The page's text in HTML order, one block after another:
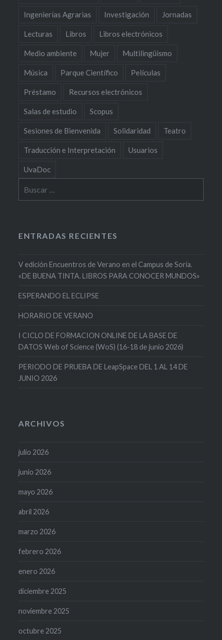
Ingenierías Agrarias Investigación Jornadas
Lecturas Libros Libros electrónicos
Medio ambiente Mujer Multilingüismo
Música Parque Científico Películas
Préstamo Recursos electrónicos
Salas de estudio Scopus
Sesiones de Bienvenida Solidaridad Teatro
Traducción e Interpretación Usuarios
UvaDoc
ENTRADAS RECIENTES
V edición Encuentros de Verano en el Campus de Soria.
«DE BUENA TINTA. LIBROS PARA CONOCER MUNDOS»
ESPERANDO EL ECLIPSE
HORARIO DE VERANO
I CICLO DE FORMACION ONLINE DE LA BASE DE
DATOS Web of Science (WoS) (16-18 de junio 2026)
PERIODO DE PRUEBA DE LeapSpace DEL 1 AL 14 DE
JUNIO 2026
ARCHIVOS
julio 2026
junio 2026
mayo 2026
abril 2026
marzo 2026
febrero 2026
enero 2026
diciembre 2025
noviembre 2025
octubre 2025